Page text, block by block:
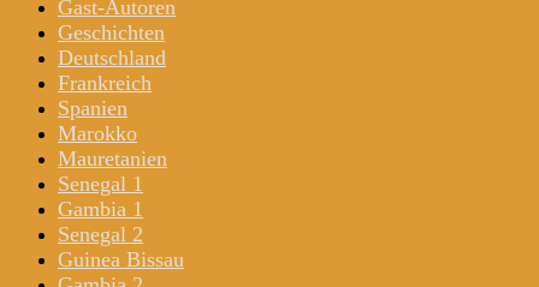
Gast-Autoren
Geschichten
Deutschland
Frankreich
Spanien
Marokko
Mauretanien
Senegal 1
Gambia 1
Senegal 2
Guinea Bissau